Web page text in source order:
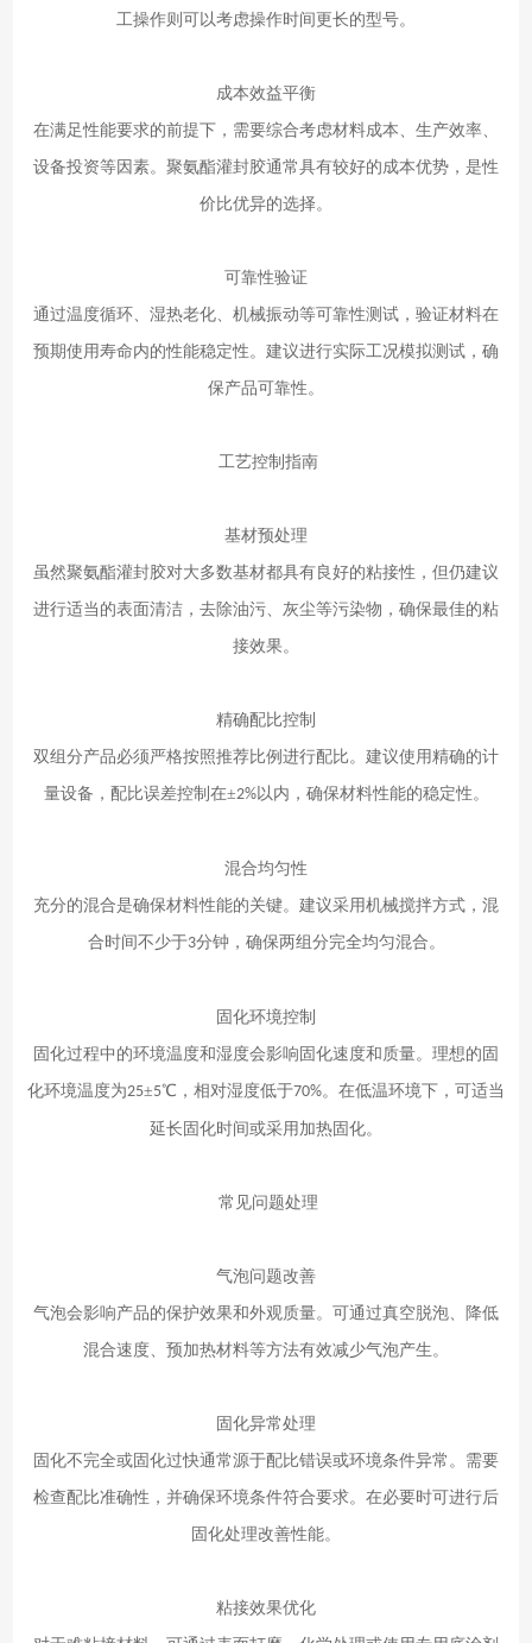
工操作则可以考虑操作时间更长的型号。
成本效益平衡
在满足性能要求的前提下，需要综合考虑材料成本、生产效率、
设备投资等因素。聚氨酯灌封胶通常具有较好的成本优势，是性
价比优异的选择。
可靠性验证
通过温度循环、湿热老化、机械振动等可靠性测试，验证材料在
预期使用寿命内的性能稳定性。建议进行实际工况模拟测试，确
保产品可靠性。
工艺控制指南
基材预处理
虽然聚氨酯灌封胶对大多数基材都具有良好的粘接性，但仍建议
进行适当的表面清洁，去除油污、灰尘等污染物，确保最佳的粘
接效果。
精确配比控制
双组分产品必须严格按照推荐比例进行配比。建议使用精确的计
量设备，配比误差控制在±2%以内，确保材料性能的稳定性。
混合均匀性
充分的混合是确保材料性能的关键。建议采用机械搅拌方式，混
合时间不少于3分钟，确保两组分完全均匀混合。
固化环境控制
固化过程中的环境温度和湿度会影响固化速度和质量。理想的固
化环境温度为25±5℃，相对湿度低于70%。在低温环境下，可适当
延长固化时间或采用加热固化。
常见问题处理
气泡问题改善
气泡会影响产品的保护效果和外观质量。可通过真空脱泡、降低
混合速度、预加热材料等方法有效减少气泡产生。
固化异常处理
固化不完全或固化过快通常源于配比错误或环境条件异常。需要
检查配比准确性，并确保环境条件符合要求。在必要时可进行后
固化处理改善性能。
粘接效果优化